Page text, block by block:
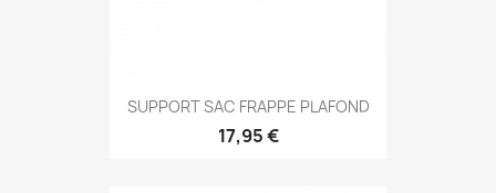
Aperçu rapide
SUPPORT SAC FRAPPE PLAFOND
17,95 €